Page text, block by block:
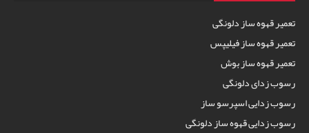
تعمیر قهوه ساز دلونگی
تعمیر قهوه ساز فیلیپس
تعمیر قهوه ساز بوش
رسوب زدای دلونگی
رسوب زدایی اسپرسو ساز
رسوب زدایی قهوه ساز دلونگی